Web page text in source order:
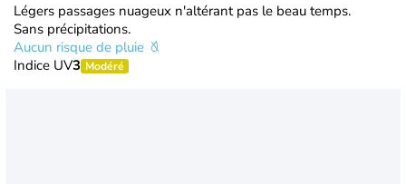
Légers passages nuageux n'altérant pas le beau temps.
Sans précipitations.
Aucun risque de pluie
Indice UV3 Modéré